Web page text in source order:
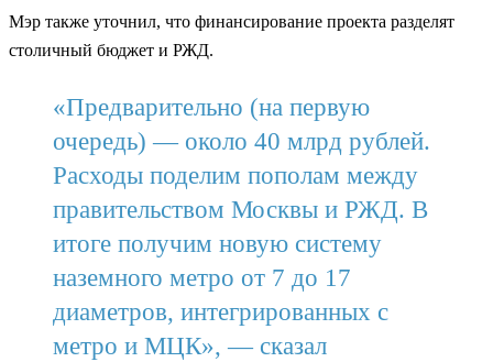
Мэр также уточнил, что финансирование проекта разделят
столичный бюджет и РЖД.
«Предварительно (на первую
очередь) — около 40 млрд рублей.
Расходы поделим пополам между
правительством Москвы и РЖД. В
итоге получим новую систему
наземного метро от 7 до 17
диаметров, интегрированных с
метро и МЦК», — сказал